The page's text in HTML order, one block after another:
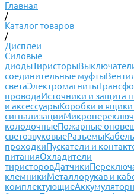
Главная
/
Каталог товаров
/
Дисплеи
Силовые
диодыТиристоры
соединительные муфты
светаЭлектромагниты
проводаИсточники и защита
и аксессуарыКоробки и ящики
сигнализации
колодочныеПожарные
светозвуковыеРазъемы
проходкиПускатели и
питанияОхладители
тиристоровДатчики
клемникиМеталлорукав и
комплектующие